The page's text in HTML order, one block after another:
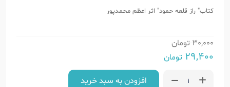
کتاب" راز قلعه حمود" اثر اعظم محمدپور
30,000تومان
29,400 تومان
افزودن به سبد خرید